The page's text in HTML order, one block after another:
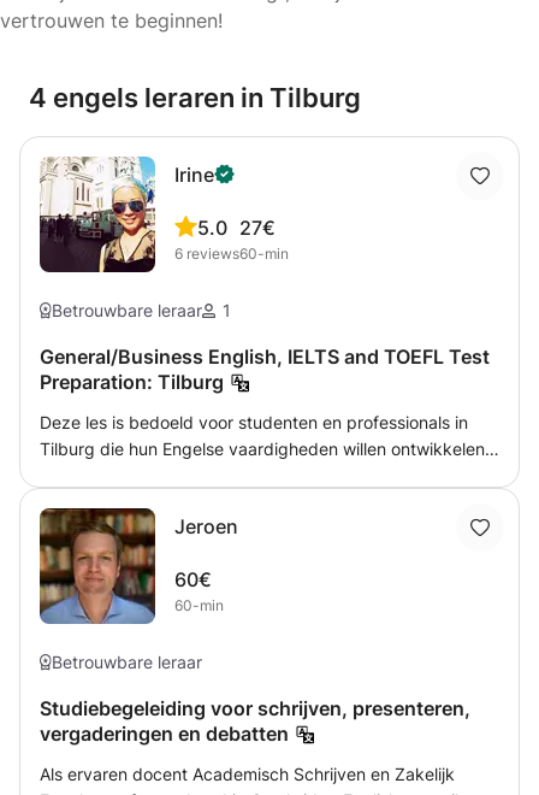
vertrouwen te beginnen!
4 engels leraren in Tilburg
Irine
5.0
6 reviews
27€
60-min
Betrouwbare leraar 1
General/Business English, IELTS and TOEFL Test
Preparation: Tilburg
Deze les is bedoeld voor studenten en professionals in
Tilburg die hun Engelse vaardigheden willen ontwikkelen
bezorgmethoden aanpassen op basis van uw behoeften.
Jeroen
60€
60-min
Betrouwbare leraar
Studiebegeleiding voor schrijven, presenteren,
vergaderingen en debatten
Als ervaren docent Academisch Schrijven en Zakelijk